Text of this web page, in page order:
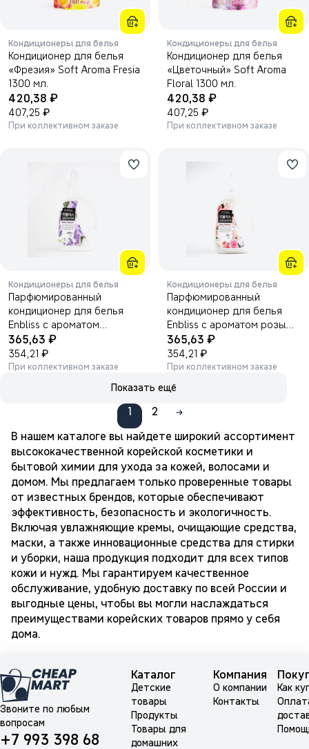
Кондиционеры для белья
Кондиционер для белья
«Фрезия» Soft Aroma Fresia
1300 мл.
420,38 ₽
407,25 ₽
При коллективном заказе
Кондиционеры для белья
Кондиционер для белья
«Цветочный» Soft Aroma
Floral 1300 мл.
420,38 ₽
407,25 ₽
При коллективном заказе
Кондиционеры для белья
Парфюмированный
кондиционер для белья
Enbliss с ароматом
лаванды 1000 мл.
365,63 ₽
354,21 ₽
При коллективном заказе
Кондиционеры для белья
Парфюмированный
кондиционер для белья
Enbliss с ароматом розы
1000 мл.
365,63 ₽
354,21 ₽
При коллективном заказе
Показать ещё
1
2
В нашем каталоге вы найдете широкий ассортимент
высококачественной корейской косметики и
бытовой химии для ухода за кожей, волосами и
домом. Мы предлагаем только проверенные товары
от известных брендов, которые обеспечивают
эффективность, безопасность и экологичность.
Включая увлажняющие кремы, очищающие средства,
маски, а также инновационные средства для стирки
и уборки, наша продукция подходит для всех типов
кожи и нужд. Мы гарантируем качественное
обслуживание, удобную доставку по всей России и
выгодные цены, чтобы вы могли наслаждаться
преимуществами корейских товаров прямо у себя
дома.
Звоните по любым
вопросам
+7 993 398 68
Каталог
Детские
товары
Продукты
Товары для
домашних
Компания
О компании
Контакты
Как